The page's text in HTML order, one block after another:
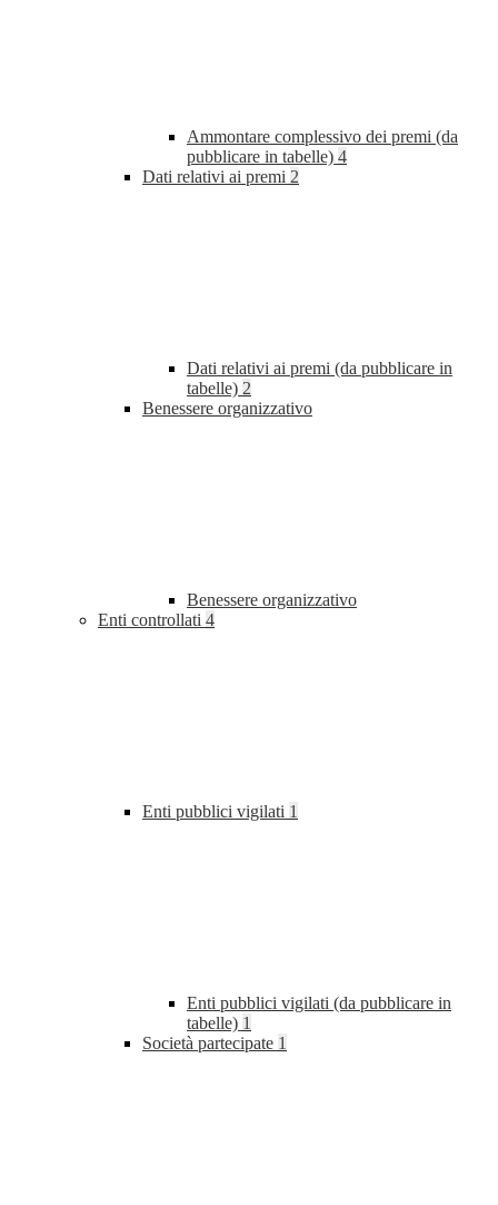
Ammontare complessivo dei premi (da
pubblicare in tabelle) 4
Dati relativi ai premi 2
Dati relativi ai premi (da pubblicare in
tabelle) 2
Benessere organizzativo
Benessere organizzativo
Enti controllati 4
Enti pubblici vigilati 1
Enti pubblici vigilati (da pubblicare in
tabelle) 1
Società partecipate 1